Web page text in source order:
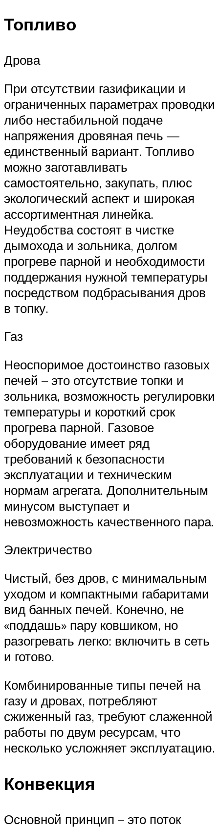
Топливо
Дрова
При отсутствии газификации и
ограниченных параметрах проводки
либо нестабильной подаче
напряжения дровяная печь —
единственный вариант. Топливо
можно заготавливать
самостоятельно, закупать, плюс
экологический аспект и широкая
ассортиментная линейка.
Неудобства состоят в чистке
дымохода и зольника, долгом
прогреве парной и необходимости
поддержания нужной температуры
посредством подбрасывания дров
в топку.
Газ
Неоспоримое достоинство газовых
печей – это отсутствие топки и
зольника, возможность регулировки
температуры и короткий срок
прогрева парной. Газовое
оборудование имеет ряд
требований к безопасности
эксплуатации и техническим
нормам агрегата. Дополнительным
минусом выступает и
невозможность качественного пара.
Электричество
Чистый, без дров, с минимальным
уходом и компактными габаритами
вид банных печей. Конечно, не
«поддашь» пару ковшиком, но
разогревать легко: включить в сеть
и готово.
Комбинированные типы печей на
газу и дровах, потребляют
сжиженный газ, требуют слаженной
работы по двум ресурсам, что
несколько усложняет эксплуатацию.
Конвекция
Основной принцип – это поток